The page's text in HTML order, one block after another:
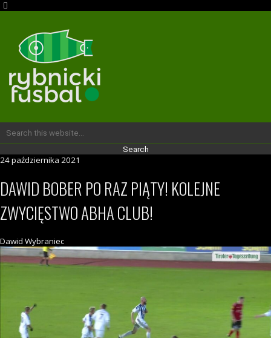
24 października 2021
DAWID BOBER PO RAZ PIĄTY! KOLEJNE
ZWYCIĘSTWO ABHA CLUB!
Dawid Wybraniec